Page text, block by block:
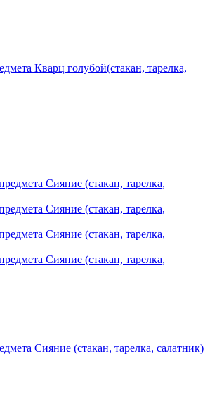
Кварц голубой(стакан, тарелка,
Сияние (стакан, тарелка, салатник)